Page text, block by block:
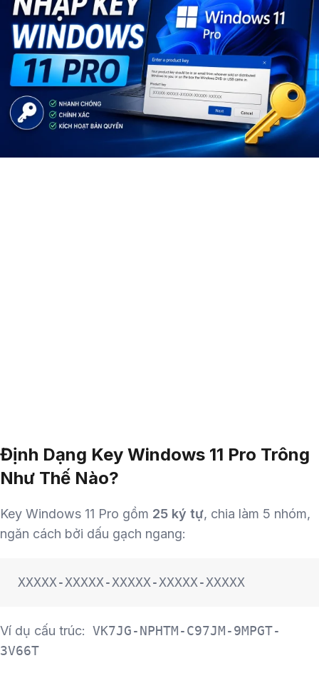
Định Dạng Key Windows 11 Pro Trông
Như Thế Nào?
Key Windows 11 Pro gồm 25 ký tự, chia làm 5 nhóm,
ngăn cách bởi dấu gạch ngang:
XXXXX-XXXXX-XXXXX-XXXXX-XXXXX
Ví dụ cấu trúc: VK7JG-NPHTM-C97JM-9MPGT-
3V66T